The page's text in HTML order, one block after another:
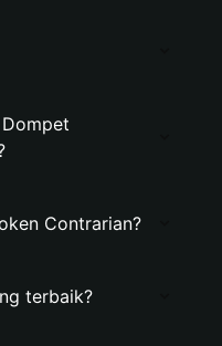
Contrarian?
terbaik?